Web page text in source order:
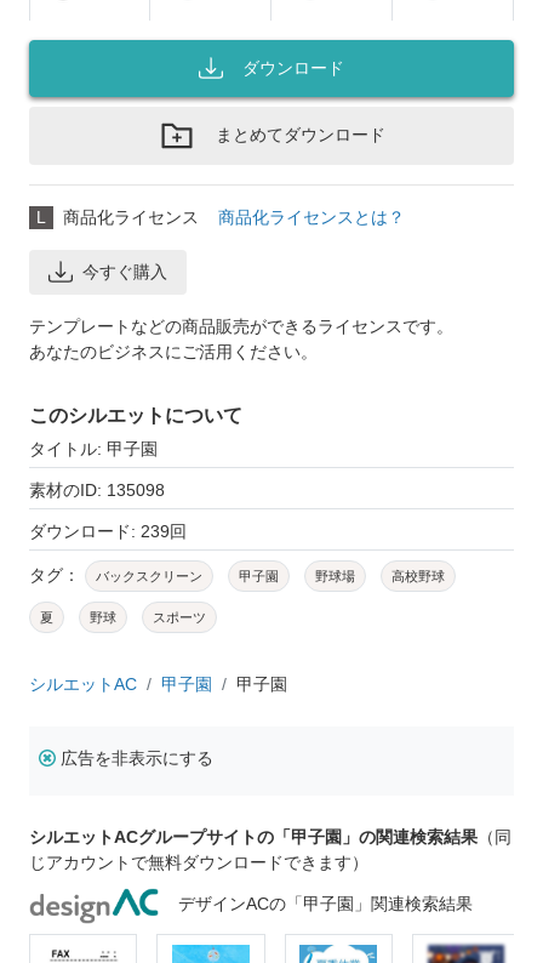
ダウンロード
まとめてダウンロード
L 商品化ライセンス 商品化ライセンスとは？
今すぐ購入
テンプレートなどの商品販売ができるライセンスです。
あなたのビジネスにご活用ください。
このシルエットについて
タイトル: 甲子園
素材のID: 135098
ダウンロード: 239回
タグ： バックスクリーン 甲子園 野球場 高校野球
夏 野球 スポーツ
シルエットAC 甲子園 甲子園
広告を非表示にする
シルエットACグループサイトの「甲子園」の関連検索結果 （同
じアカウントで無料ダウンロードできます）
デザインACの「甲子園」関連検索結果